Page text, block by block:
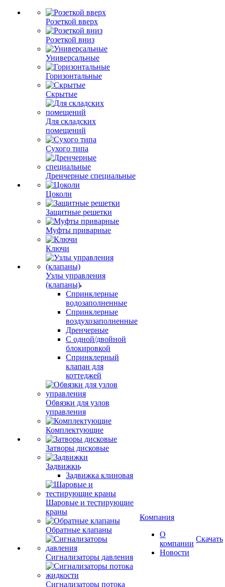
Розеткой вверх
Розеткой вниз
Универсальные
Горизонтальные
Скрытые
Для складских
помещений
Сухого типа
Дренчерные специальные
Цоколи
Защитные решетки
Муфты приварные
Ключи
Узлы управления
(клапаны)
Спринклерные
водозаполненные
Спринклерные
воздухозаполненные
Дренчерные
С одной/двойной
блокировкой
Спринклерный
клапан для
коттеджей
Обвязки для узлов
управления
Комплектующие
Затворы дисковые
Задвижки
Задвижка клиновая
Шаровые и тестирующие
краны
Обратные клапаны
Сигнализаторы давления
Сигнализаторы потока
Компания
О
компании
Новости
Скачать